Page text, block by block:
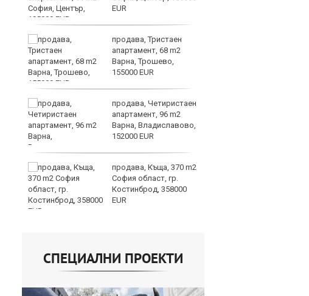
EUR
продава, Тристаен
апартамент, 68 m2
Варна, Трошево,
155000 EUR
продава, Четиристаен
апартамент, 96 m2
Варна, Владиславово,
152000 EUR
продава, Къща, 370 m2
София област, гр.
Костинброд, 358000
EUR
СПЕЦИАЛНИ ПРОЕКТИ